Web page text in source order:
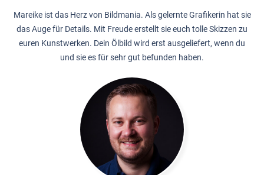
Mareike ist das Herz von Bildmania. Als gelernte Grafikerin hat sie
das Auge für Details. Mit Freude erstellt sie euch tolle Skizzen zu
euren Kunstwerken. Dein Ölbild wird erst ausgeliefert, wenn du
und sie es für sehr gut befunden haben.